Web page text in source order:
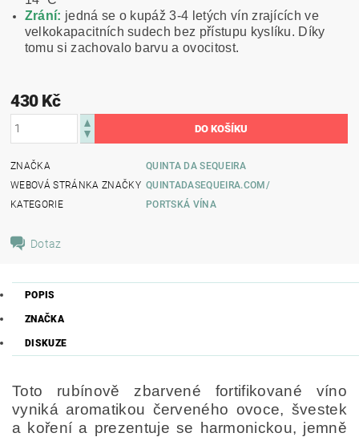
Zrání: jedná se o kupáž 3-4 letých vín zrajících ve
velkokapacitních sudech bez přístupu kyslíku. Díky
tomu si zachovalo barvu a ovocitost.
430 Kč
ZNAČKA
QUINTA DA SEQUEIRA
WEBOVÁ STRÁNKA ZNAČKY QUINTADASEQUEIRA.COM/
KATEGORIE
PORTSKÁ VÍNA
Dotaz
POPIS
ZNAČKA
DISKUZE
Toto rubínově zbarvené fortifikované víno
vyniká aromatikou červeného ovoce, švestek
a koření a prezentuje se harmonickou, jemně